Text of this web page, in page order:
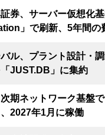
券、サーバー仮想化
」で刷新、5年間の
ル、プラント設計・
JUST.DB」に集約
期ネットワーク基盤
2027年1月に稼働